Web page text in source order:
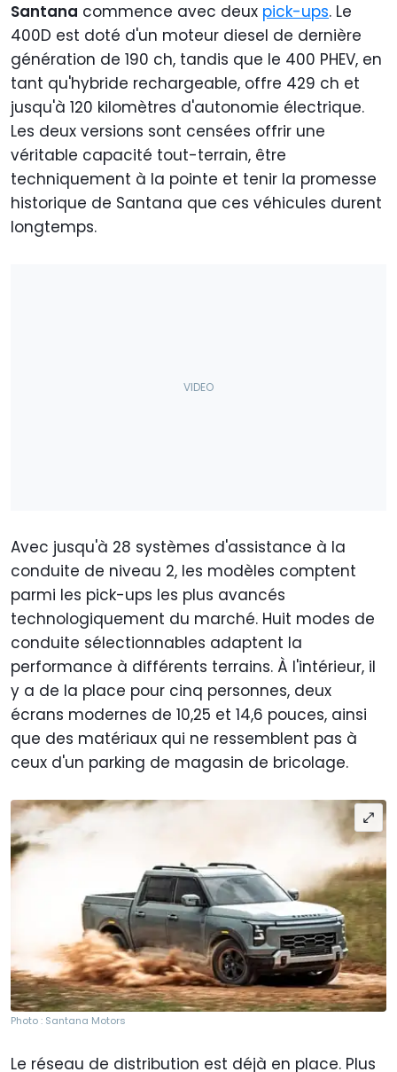
Santana commence avec deux pick-ups. Le
400D est doté d'un moteur diesel de dernière
génération de 190 ch, tandis que le 400 PHEV, en
tant qu'hybride rechargeable, offre 429 ch et
jusqu'à 120 kilomètres d'autonomie électrique.
Les deux versions sont censées offrir une
véritable capacité tout-terrain, être
techniquement à la pointe et tenir la promesse
historique de Santana que ces véhicules durent
longtemps.
Avec jusqu'à 28 systèmes d'assistance à la
conduite de niveau 2, les modèles comptent
parmi les pick-ups les plus avancés
technologiquement du marché. Huit modes de
conduite sélectionnables adaptent la
performance à différents terrains. À l'intérieur, il
y a de la place pour cinq personnes, deux
écrans modernes de 10,25 et 14,6 pouces, ainsi
que des matériaux qui ne ressemblent pas à
ceux d'un parking de magasin de bricolage.
Photo : Santana Motors
Le réseau de distribution est déjà en place. Plus